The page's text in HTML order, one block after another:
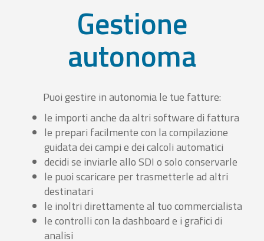
Gestione
autonoma
Puoi gestire in autonomia le tue fatture:
le importi anche da altri software di fattura
le prepari facilmente con la compilazione
guidata dei campi e dei calcoli automatici
decidi se inviarle allo SDI o solo conservarle
le puoi scaricare per trasmetterle ad altri
destinatari
le inoltri direttamente al tuo commercialista
le controlli con la dashboard e i grafici di
analisi